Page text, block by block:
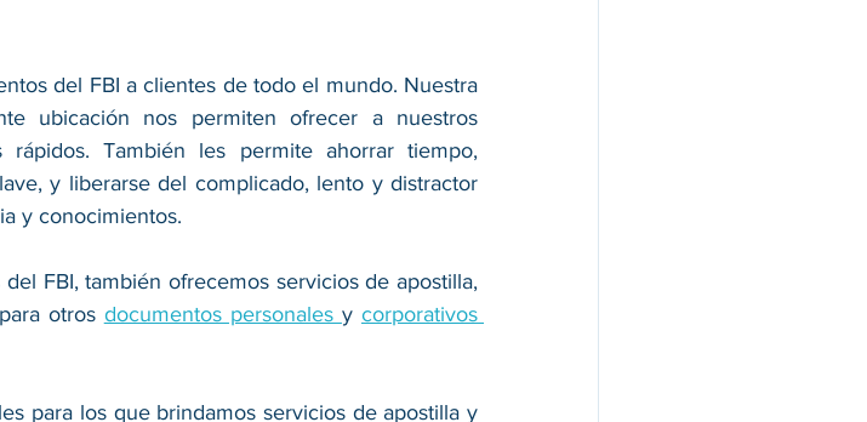
del FBI a clientes de todo el mundo. Nuestra
ubicación nos permiten ofrecer a nuestros
También les permite ahorrar tiempo,
y liberarse del complicado, lento y distractor
y conocimientos.
FBI, también ofrecemos servicios de apostilla,
otros documentos personales y
para los que brindamos servicios de apostilla y